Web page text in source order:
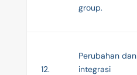
group.
12.
Perubahan dan
integrasi